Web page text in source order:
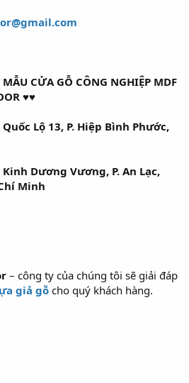
CỬA GỖ CÔNG NGHIỆP MDF
♥♥
Lộ 13, P. Hiệp Bình Phước,
Dương Vương, P. An Lạc,
Minh
– công ty của chúng tôi sẽ giải đáp
giả gỗ cho quý khách hàng.